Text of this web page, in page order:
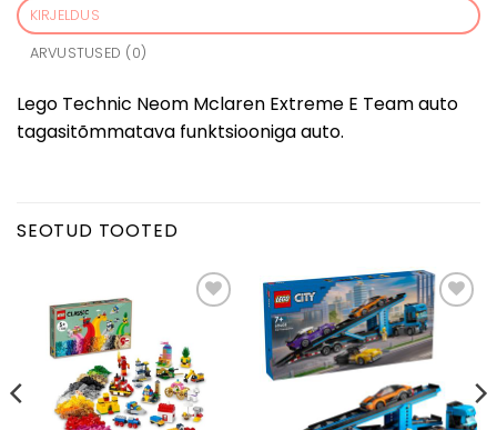
KIRJELDUS
ARVUSTUSED (0)
Lego Technic Neom Mclaren Extreme E Team auto
tagasitõmmatava funktsiooniga auto.
SEOTUD TOOTED
soovinimekirja
Lisa
soovinimekirja